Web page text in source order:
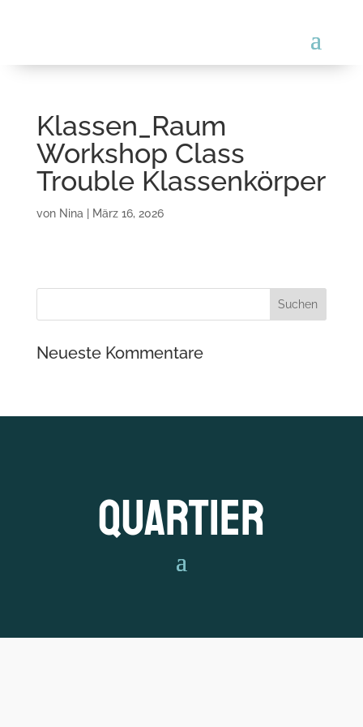
Klassen_Raum
Workshop Class
Trouble Klassenkörper
von Nina März 16, 2026
Neueste Kommentare
Quartier